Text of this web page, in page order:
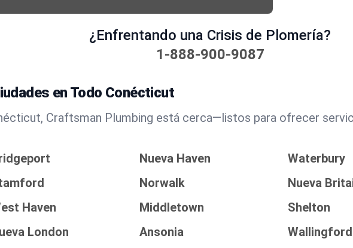
¿Enfrentando una Crisis de Plomería?
1-888-900-9087
en Todo Conécticut
Craftsman Plumbing está cerca—listos para ofrecer
Nueva Haven Waterbury
Norwalk Nueva
Haven Middletown Shelton
London Ansonia